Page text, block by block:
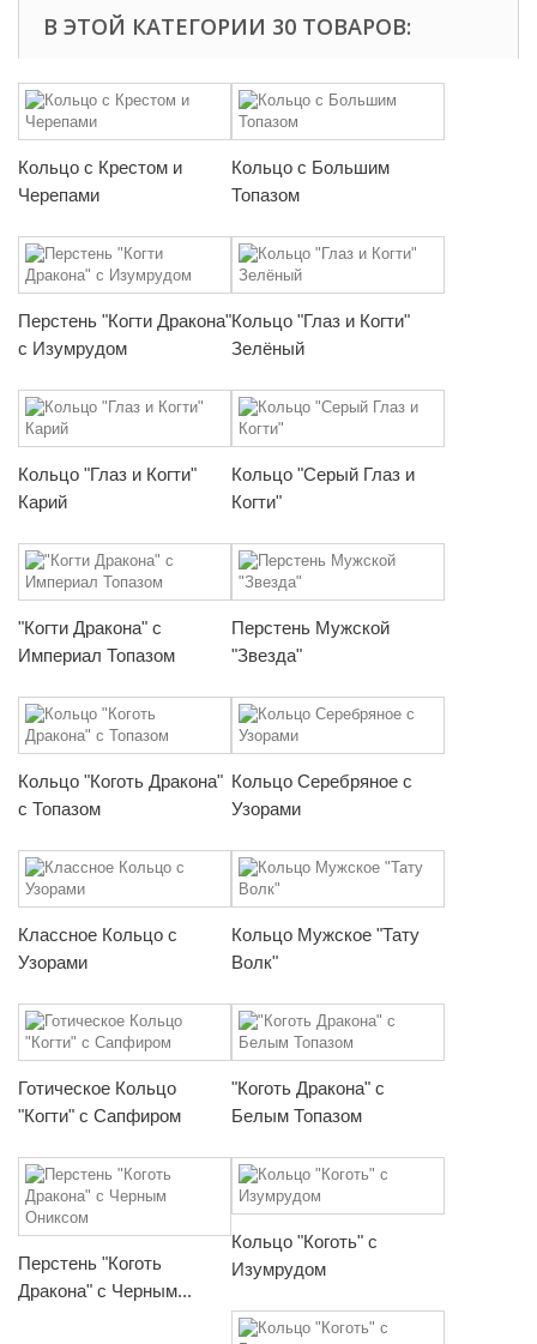
В ЭТОЙ КАТЕГОРИИ 30 ТОВАРОВ:
Кольцо с Крестом и
Черепами
Кольцо с Большим
Топазом
Перстень "Когти Дракона"
с Изумрудом
Кольцо "Глаз и Когти"
Зелёный
Кольцо "Глаз и Когти"
Карий
Кольцо "Серый Глаз и
Когти"
"Когти Дракона" с
Империал Топазом
Перстень Мужской
"Звезда"
Кольцо "Коготь Дракона"
с Топазом
Кольцо Серебряное с
Узорами
Классное Кольцо с
Узорами
Кольцо Мужское "Тату
Волк"
Готическое Кольцо
"Когти" с Сапфиром
"Коготь Дракона" с
Белым Топазом
Перстень "Коготь
Дракона" с Черным...
Кольцо "Коготь" с
Изумрудом